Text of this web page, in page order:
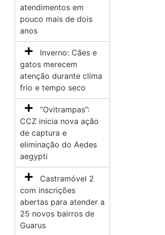
atendimentos em
pouco mais de dois
anos
Inverno: Cães e
gatos merecem
atenção durante clima
frio e tempo seco
“Ovitrampas”:
CCZ inicia nova ação
de captura e
eliminação do Aedes
aegypti
Castramóvel 2
com inscrições
abertas para atender a
25 novos bairros de
Guarus